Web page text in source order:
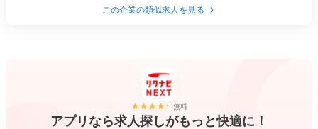
この企業の類似求人を見る
無料
アプリなら求人探しがもっと快適に！